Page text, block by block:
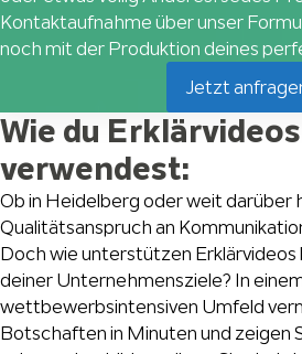
Kontaktaufnahme über unser
noch mit der Produktion deines
Jetzt
Wie du
verwendest:
Ob in Heidelberg oder weit darüber
Qualitätsanspruch an
Doch wie unterstützen Erklärvideos
deiner Unternehmensziele? In
wettbewerbsintensiven Umfeld
Botschaften in Minuten und zeigen